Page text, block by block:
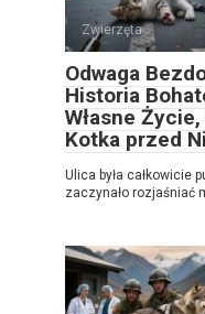
Zwierzęta
Odwaga
Historia
Własne
Kotka przed
Ulica była całkowicie
zaczynało rozjaśniać